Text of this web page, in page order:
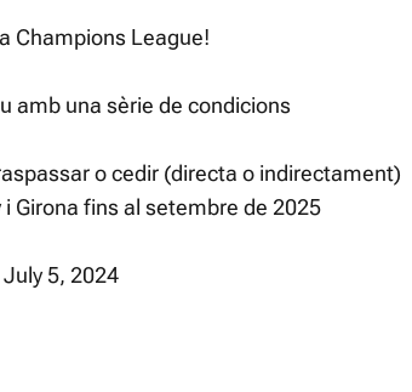
Champions League!
amb una sèrie de condicions
o cedir (directa o indirectament)
Girona fins al setembre de 2025
July 5, 2024